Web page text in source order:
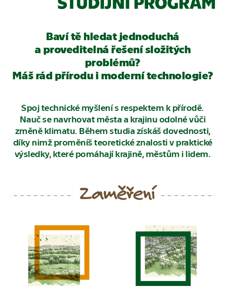
Baví tě hledat jednoduchá
a proveditelná řešení složitých
problémů?
Máš rád přírodu i moderní technologie?
Spoj technické myšlení s respektem k přírodě.
Nauč se navrhovat města a krajinu odolné vůči
změně klimatu. Během studia získáš dovednosti,
díky nimž proměníš teoretické znalosti v praktické
výsledky, které pomáhají krajině, městům i lidem.